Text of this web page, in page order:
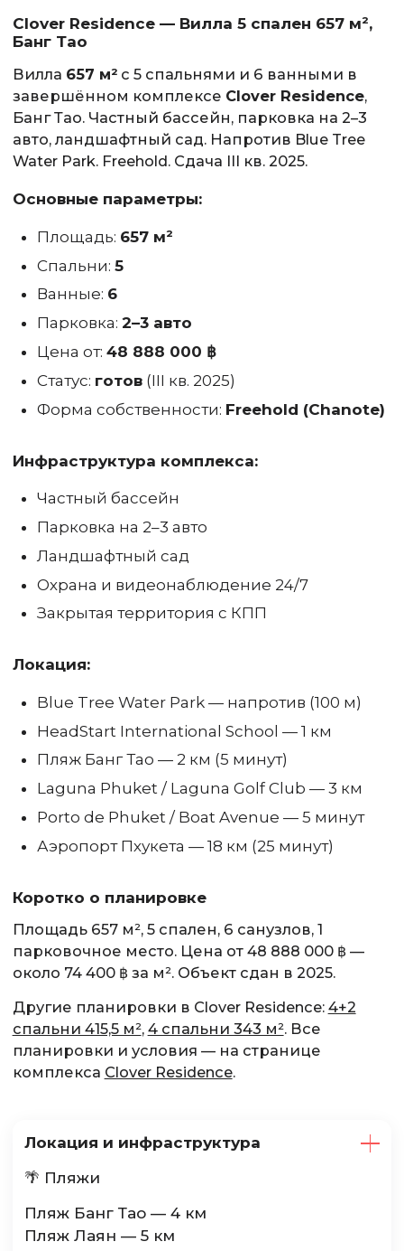
Clover Residence — Вилла 5 спален 657 м²,
Банг Тао
Вилла 657 м²с 5 спальнями и 6 ванными в
завершённом комплексе Clover Residence,
Банг Тао. Частный бассейн, парковка на 2–3
авто, ландшафтный сад. Напротив Blue Tree
Water Park. Freehold. Сдача III кв. 2025.
Основные параметры:
Площадь: 657 м²
Спальни: 5
Ванные: 6
Парковка: 2–3 авто
Цена от: 48 888 000 ฿
Статус: готов(III кв. 2025)
Форма собственности: Freehold (Chanote)
Инфраструктура комплекса:
Частный бассейн
Парковка на 2–3 авто
Ландшафтный сад
Охрана и видеонаблюдение 24/7
Закрытая территория с КПП
Локация:
Blue Tree Water Park — напротив (100 м)
HeadStart International School — 1 км
Пляж Банг Тао — 2 км (5 минут)
Laguna Phuket / Laguna Golf Club — 3 км
Porto de Phuket / Boat Avenue — 5 минут
Аэропорт Пхукета — 18 км (25 минут)
Коротко о планировке
Площадь 657 м², 5 спален, 6 санузлов, 1
парковочное место. Цена от 48 888 000 ฿ —
около 74 400 ฿ за м². Объект сдан в 2025.
Другие планировки в Clover Residence: 4+2
спальни 415,5 м², 4 спальни 343 м². Все
планировки и условия — на странице
комплекса Clover Residence.
Локация и инфраструктура
🌴 Пляжи
Пляж Банг Тао — 4 км
Пляж Лаян — 5 км